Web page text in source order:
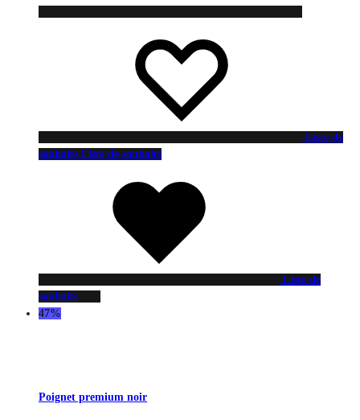
Liste de
souhaits Liste de souhaits
Liste de
souhaits
47%
Poignet premium noir